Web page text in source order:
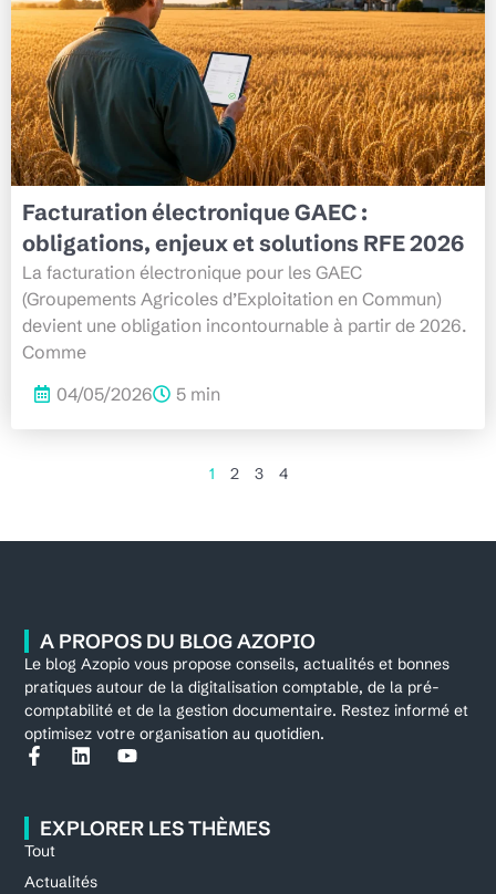
Facturation électronique GAEC :
obligations, enjeux et solutions RFE 2026
La facturation électronique pour les GAEC
(Groupements Agricoles d’Exploitation en Commun)
devient une obligation incontournable à partir de 2026.
Comme
04/05/2026
5 min
1 2 3 4
A PROPOS DU BLOG AZOPIO
Le blog Azopio vous propose conseils, actualités et bonnes
pratiques autour de la digitalisation comptable, de la pré-
comptabilité et de la gestion documentaire. Restez informé et
optimisez votre organisation au quotidien.
EXPLORER LES THÈMES
Tout
Actualités